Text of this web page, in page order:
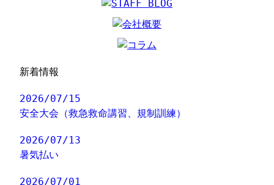
新着情報
2026/07/15
安全大会（救急救命講習、規制訓練）
2026/07/13
暑気払い
2026/07/01